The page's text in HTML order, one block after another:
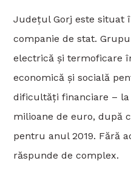
Județul Gorj este situat
companie de stat.
electrică și termoficare
economică și socială
dificultăți financiare –
milioane de euro, după
pentru anul 2019. Fără
răspunde de complex.